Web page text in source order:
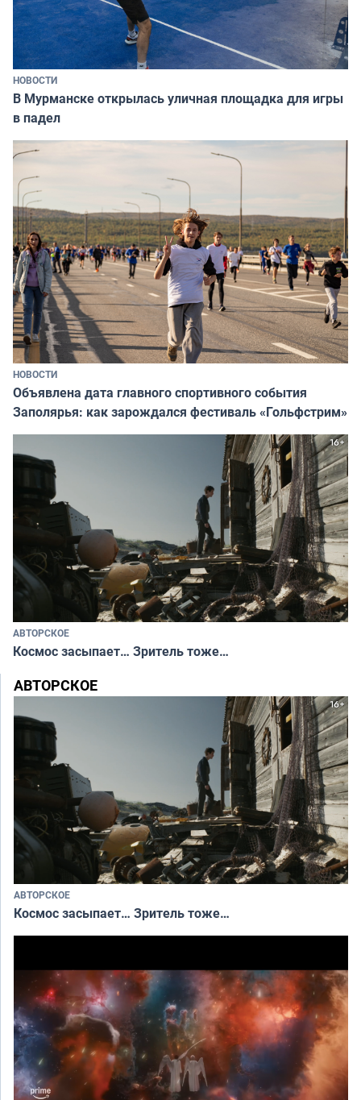
НОВОСТИ
В Мурманске открылась уличная площадка для игры
в падел
НОВОСТИ
Объявлена дата главного спортивного события
Заполярья: как зарождался фестиваль «Гольфстрим»
АВТОРСКОЕ
Космос засыпает… Зритель тоже…
АВТОРСКОЕ
АВТОРСКОЕ
Космос засыпает… Зритель тоже…